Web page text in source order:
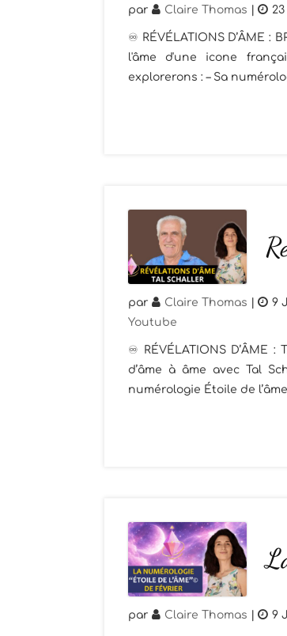
par Claire Thomas
♾️ RÉVÉLATIONS D’ÂME :
l'âme d'une icone
explorerons : – Sa
par Claire Thomas 9
Youtube
♾️ RÉVÉLATIONS D’ÂME
d’âme à âme avec Tal
numérologie Étoile de
par Claire Thomas | 9